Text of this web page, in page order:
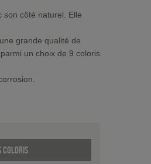
son côté naturel. Elle
grande qualité de
parmi un choix de 9 coloris
coloris